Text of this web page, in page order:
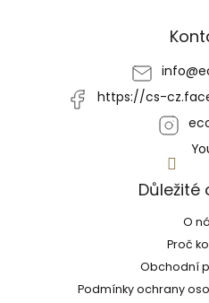
info@
https://cs-
Důležité
O
Proč
Obchodní
Podmínky ochrany